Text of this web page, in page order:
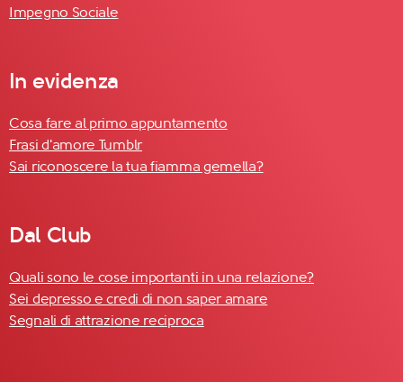
Impegno Sociale
In evidenza
Cosa fare al primo appuntamento
Frasi d'amore Tumblr
Sai riconoscere la tua fiamma gemella?
Dal Club
Quali sono le cose importanti in una relazione?
Sei depresso e credi di non saper amare
Segnali di attrazione reciproca